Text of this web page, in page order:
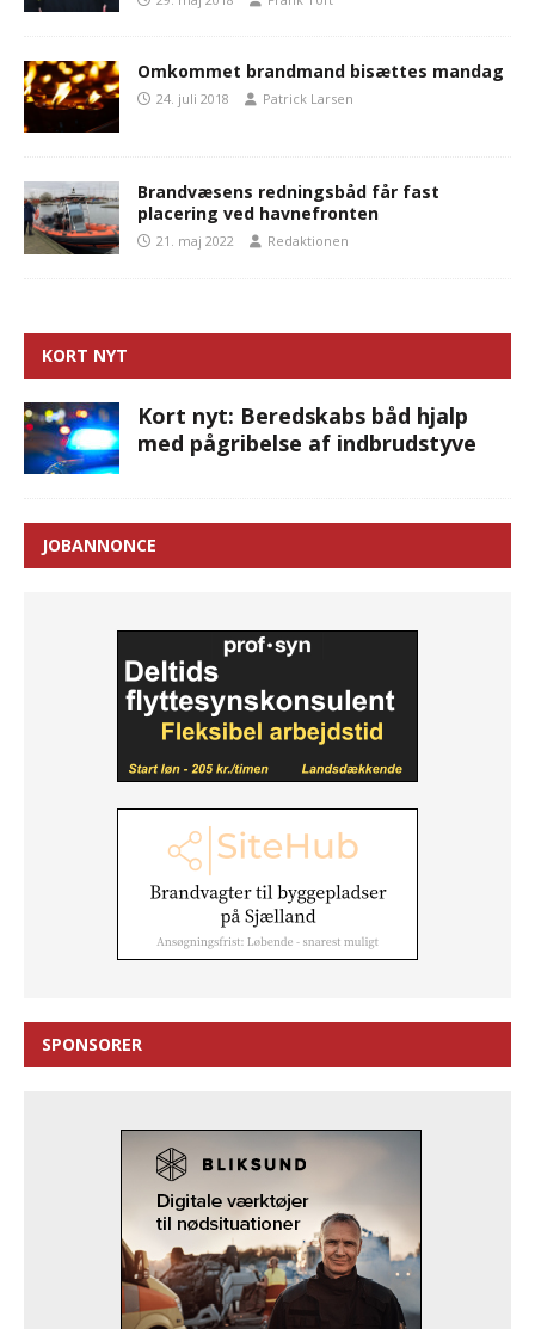
Omkommet brandmand bisættes mandag
24. juli 2018 Patrick Larsen
Brandvæsens redningsbåd får fast
placering ved havnefronten
21. maj 2022 Redaktionen
KORT NYT
Kort nyt: Beredskabs båd hjalp
med pågribelse af indbrudstyve
JOBANNONCE
SPONSORER